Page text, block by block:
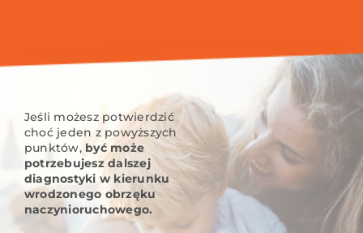
Jeśli możesz potwierdzić
choć jeden z powyższych
punktów, być może
potrzebujesz dalszej
diagnostyki w kierunku
wrodzonego obrzęku
naczynioruchowego.